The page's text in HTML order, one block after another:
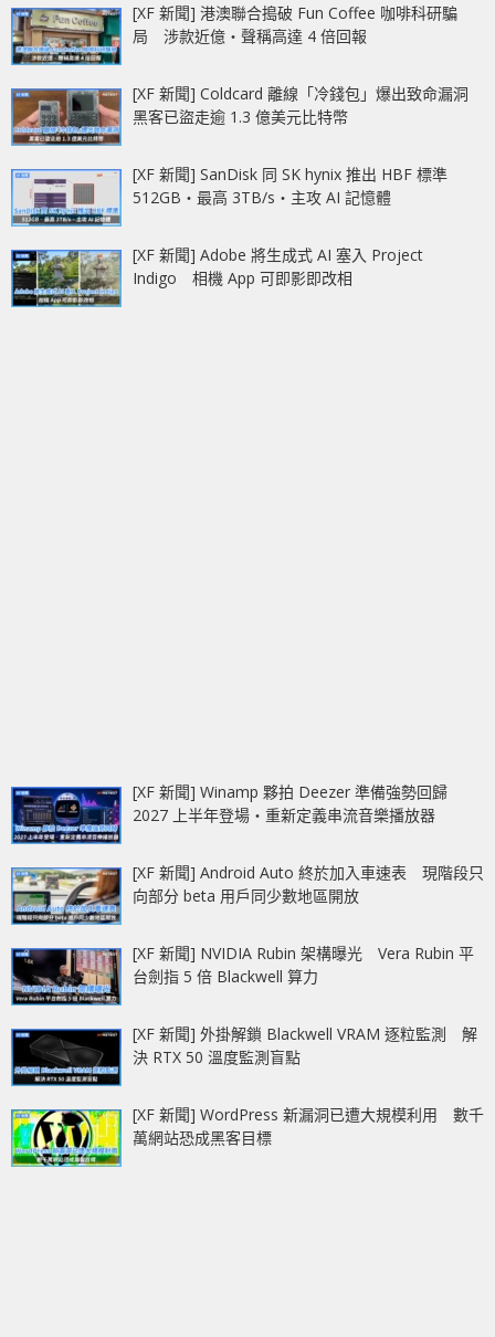
[XF 新聞] 港澳聯合搗破 Fun Coffee 咖啡科研騙
局 涉款近億‧聲稱高達 4 倍回報
[XF 新聞] Coldcard 離線「冷錢包」爆出致命漏洞
黑客已盜走逾 1.3 億美元比特幣
[XF 新聞] SanDisk 同 SK hynix 推出 HBF 標準
512GB‧最高 3TB/s‧主攻 AI 記憶體
[XF 新聞] Adobe 將生成式 AI 塞入 Project
Indigo 相機 App 可即影即改相
[XF 新聞] Winamp 夥拍 Deezer 準備強勢回歸
2027 上半年登場‧重新定義串流音樂播放器
[XF 新聞] Android Auto 終於加入車速表 現階段只
向部分 beta 用戶同少數地區開放
[XF 新聞] NVIDIA Rubin 架構曝光 Vera Rubin 平
台劍指 5 倍 Blackwell 算力
[XF 新聞] 外掛解鎖 Blackwell VRAM 逐粒監測 解
決 RTX 50 溫度監測盲點
[XF 新聞] WordPress 新漏洞已遭大規模利用 數千
萬網站恐成黑客目標